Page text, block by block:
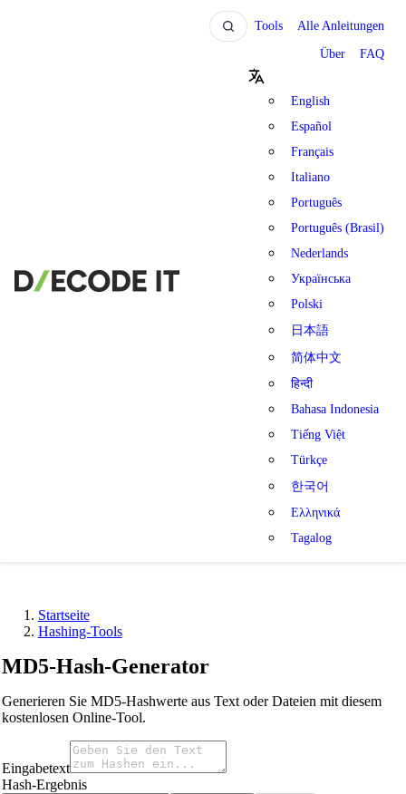
Tools Alle Anleitungen
Über FAQ
English
Español
Français
Italiano
Português
Português (Brasil)
Nederlands
Українська
Polski
日本語
简体中文
हिन्दी
Bahasa Indonesia
Tiếng Việt
Türkçe
한국어
Ελληνικά
Tagalog
Startseite
Hashing-Tools
MD5-Hash-Generator
Generieren Sie MD5-Hashwerte aus Text oder Dateien mit diesem
kostenlosen Online-Tool.
Eingabetext
Hash-Ergebnis